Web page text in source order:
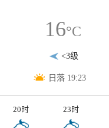
16°C
<3级
日落 19:23
20时 23时